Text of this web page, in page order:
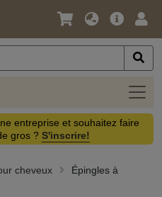
Langue
Devise
Offre
entreprise et souhaitez faire
gros ? S'inscrire!
cheveux
Épingles à